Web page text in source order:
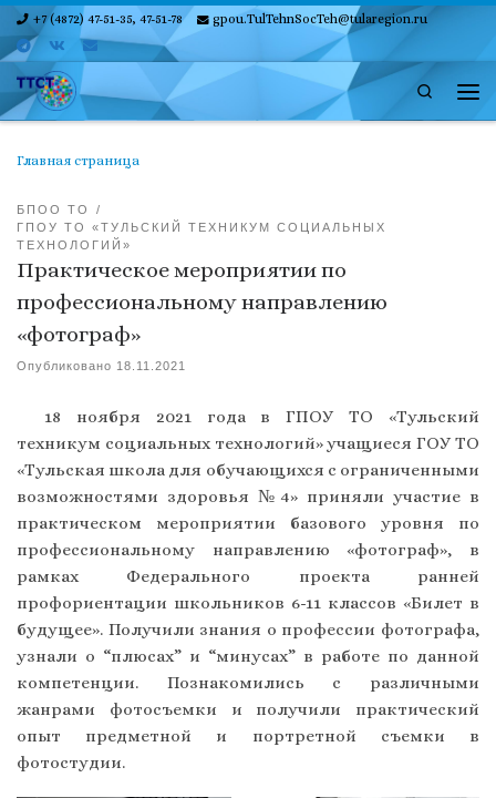
Skip to content
+7 (4872) 47-51-35, 47-51-78 gpou.TulTehnSocTeh@tularegion.ru
Search
Главная страница
БПОО ТО
ГПОУ ТО «ТУЛЬСКИЙ ТЕХНИКУМ СОЦИАЛЬНЫХ
ТЕХНОЛОГИЙ»
Практическое мероприятии по
профессиональному направлению
«фотограф»
Опубликовано 18.11.2021
18 ноября 2021 года в ГПОУ ТО «Тульский
техникум социальных технологий» учащиеся ГОУ ТО
«Тульская школа для обучающихся с ограниченными
возможностями здоровья №4» приняли участие в
практическом мероприятии базового уровня по
профессиональному направлению «фотограф», в
рамках Федерального проекта ранней
профориентации школьников 6-11 классов «Билет в
будущее». Получили знания о профессии фотографа,
узнали о “плюсах” и “минусах” в работе по данной
компетенции. Познакомились с различными
жанрами фотосъемки и получили практический
опыт предметной и портретной съемки в
фотостудии.